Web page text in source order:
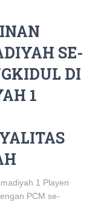
SE-
DI
1
1 Playen
PCM se-